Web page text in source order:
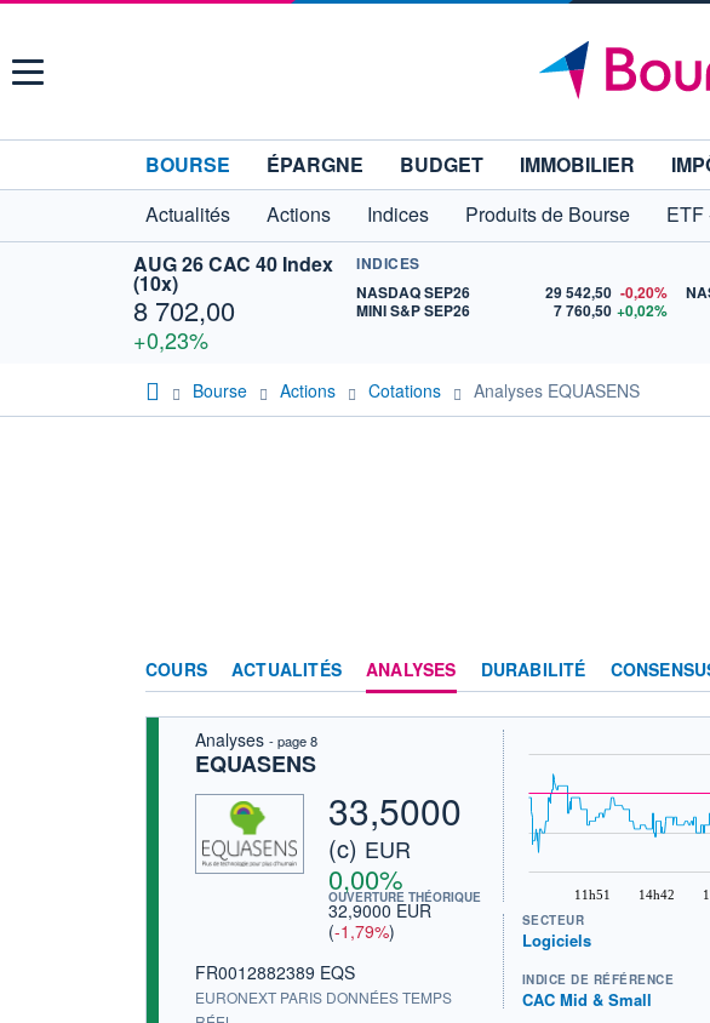
Menu
BOURSE ÉPARGNE BUDGET IMMOBILIER
Actualités
Actions Indices Produits de Bourse ETF
AUG 26 CAC 40 Index
(10x)
8 702,00
+0,23%
INDICES
NASDAQ SEP26
29 542,50 -0,20%
MINI S&P SEP26
7 760,50 +0,02%
Bourse Actions Cotations Analyses EQUASENS
COURS ACTUALITÉS ANALYSES DURABILITÉ
Analyses - page 8
EQUASENS
33,5000
(c) EUR
0,00%
OUVERTURE THÉORIQUE
32,9000 EUR
(-1,79%)
FR0012882389 EQS
EURONEXT PARIS DONNÉES TEMPS
11h51 14h42
SECTEUR
Logiciels
INDICE DE RÉFÉRENCE
CAC Mid & Small